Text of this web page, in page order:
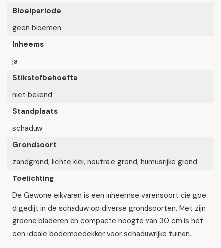
Bloeiperiode
geen bloemen
Inheems
ja
Stikstofbehoefte
niet bekend
Standplaats
schaduw
Grondsoort
zandgrond, lichte klei, neutrale grond, humusrijke grond
Toelichting
De Gewone eikvaren is een inheemse varensoort die goe
d gedijt in de schaduw op diverse grondsoorten. Met zijn
groene bladeren en compacte hoogte van 30 cm is het
een ideale bodembedekker voor schaduwrijke tuinen.